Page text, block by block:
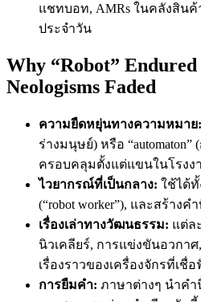
แชทบอท, AMRs ในคลังสินค้
ประจำวัน
Why “Robot”
Neologisms Faded
ความยืดหยุ่นทางความหมาย:
ร่างมนุษย์) หรือ “automaton”
ครอบคลุมตั้งแต่แขนในโรงง
ไวยากรณ์ที่เป็นกลาง: ใช้ได้
(“robot worker”), และสร้างค
เรื่องเล่าทางวัฒนธรรม: แต่ล
นิวเคลียร์, การแข่งขันอวกา
เรื่องราวของเครื่องจักรที่เชื่
การยืมคำ: ภาษาต่างๆ นำคำ